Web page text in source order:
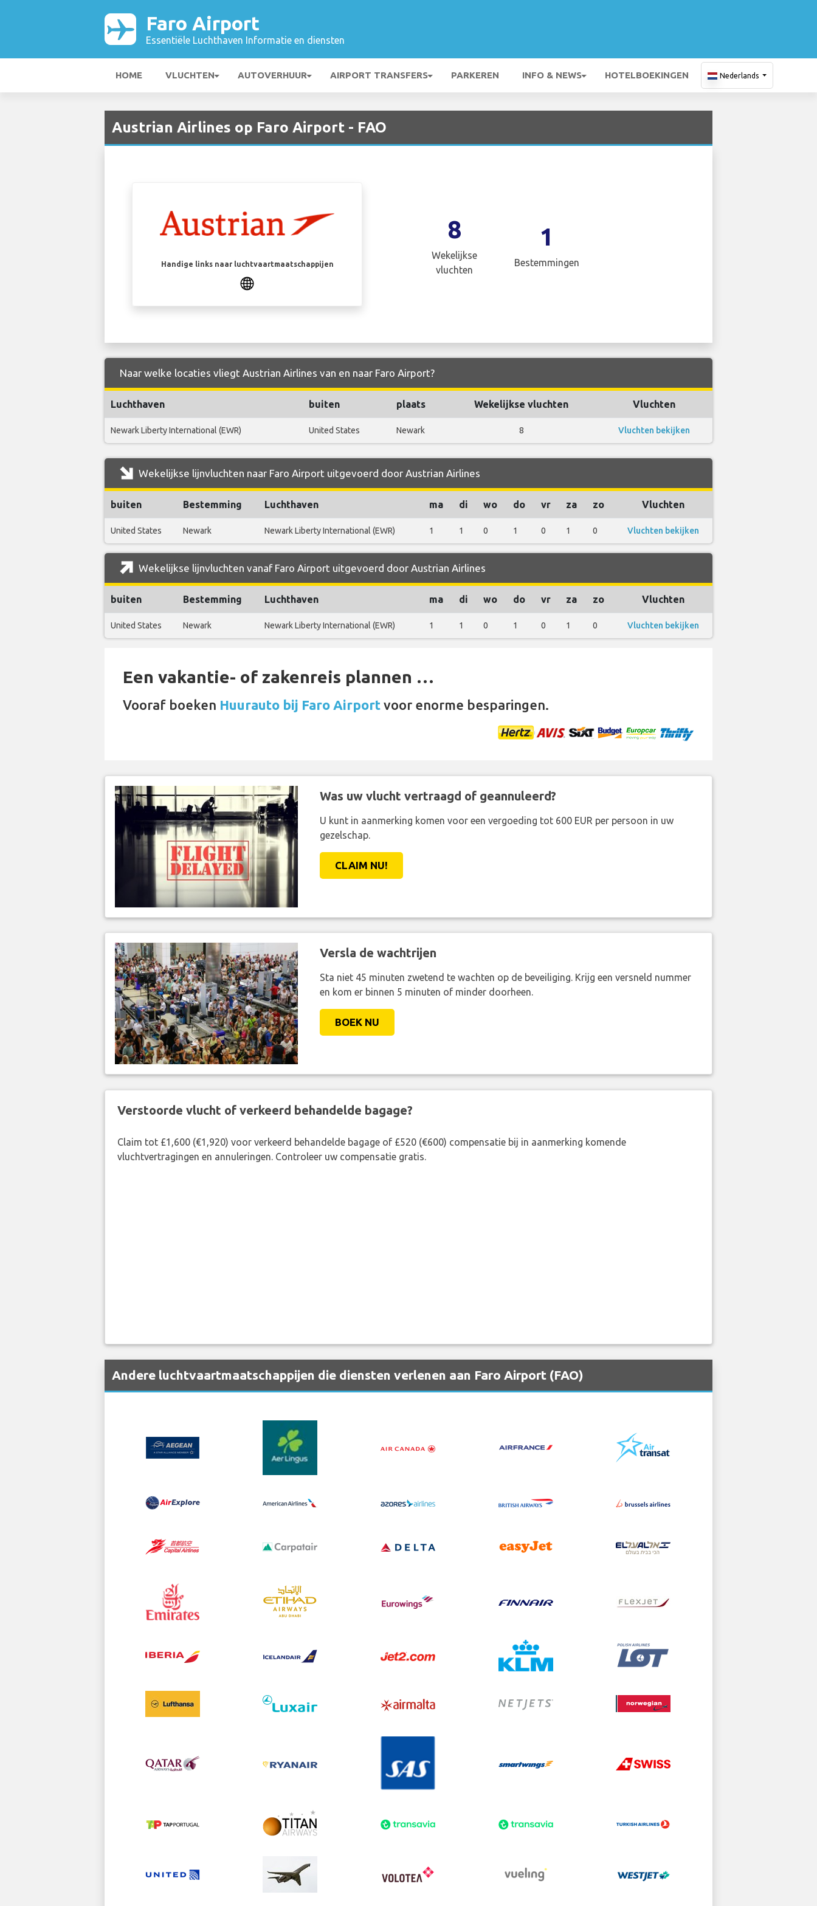
Faro Airport
Essentiële Luchthaven Informatie en diensten
HOME VLUCHTEN AUTOVERHUUR AIRPORT TRANSFERS PARKEREN INFO & NEWS HOTELBOEKINGEN Nederlands
Austrian Airlines op Faro Airport - FAO
Handige links naar luchtvaartmaatschappijen
8
Wekelijkse
vluchten
1
Bestemmingen
Naar welke locaties vliegt Austrian Airlines van en naar Faro Airport?
Luchthaven buiten plaats Wekelijkse vluchten Vluchten
Newark Liberty International (EWR) United States Newark 8 Vluchten bekijken
Wekelijkse lijnvluchten naar Faro Airport uitgevoerd door Austrian Airlines
buiten Bestemming Luchthaven ma di wo do vr za zo Vluchten
United States Newark Newark Liberty International (EWR) 1 1 0 1 0 1 0 Vluchten bekijken
Wekelijkse lijnvluchten vanaf Faro Airport uitgevoerd door Austrian Airlines
buiten Bestemming Luchthaven ma di wo do vr za zo Vluchten
United States Newark Newark Liberty International (EWR) 1 1 0 1 0 1 0 Vluchten bekijken
Een vakantie- of zakenreis plannen …
Vooraf boeken Huurauto bij Faro Airport voor enorme besparingen.
Was uw vlucht vertraagd of geannuleerd?
U kunt in aanmerking komen voor een vergoeding tot 600 EUR per persoon in uw
gezelschap.
CLAIM NU!
Versla de wachtrijen
Sta niet 45 minuten zwetend te wachten op de beveiliging. Krijg een versneld nummer
en kom er binnen 5 minuten of minder doorheen.
BOEK NU
Verstoorde vlucht of verkeerd behandelde bagage?
Claim tot £1,600 (€1,920) voor verkeerd behandelde bagage of £520 (€600) compensatie bij in aanmerking komende
vluchtvertragingen en annuleringen. Controleer uw compensatie gratis.
Andere luchtvaartmaatschappijen die diensten verlenen aan Faro Airport (FAO)